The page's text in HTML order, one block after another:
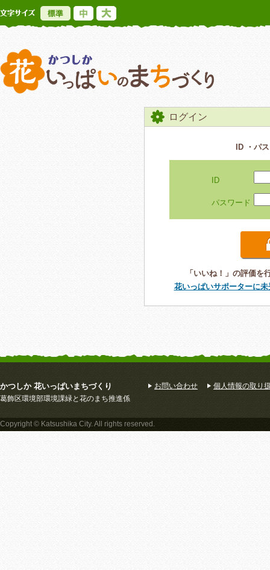
標準
ログイン
ID ・パ
ID
パスワード
「いいね！」の評価を
花いっぱいサポーターに
かつしか 花いっぱいまちづくり
葛飾区環境部環境課緑と花のまち推進係
お問い合わせ 個人情報の取り
Copyright © Katsushika City. All rights reserved.